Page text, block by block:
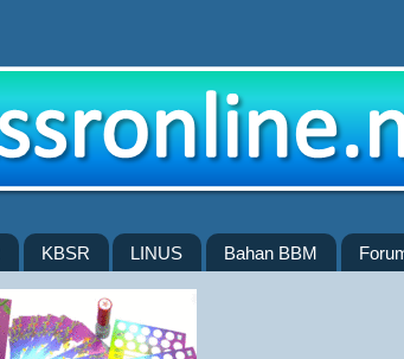
KBSR LINUS Bahan BBM